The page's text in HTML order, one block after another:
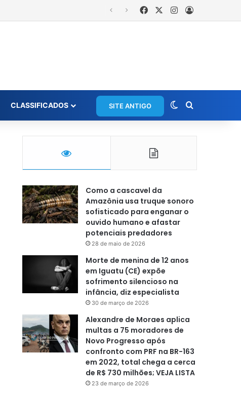
FacebookInstagram
CLASSIFICADOS SITE ANTIGO Switch skin
Como a cascavel da
Amazônia usa truque sonoro
sofisticado para enganar o
ouvido humano e afastar
potenciais predadores
28 de maio de 2026
Morte de menina de 12 anos
em Iguatu (CE) expõe
sofrimento silencioso na
infância, diz especialista
30 de março de 2026
Alexandre de Moraes aplica
multas a 75 moradores de
Novo Progresso após
confronto com PRF na BR-163
em 2022, total chega a cerca
de R$ 730 milhões; VEJA LISTA
23 de março de 2026